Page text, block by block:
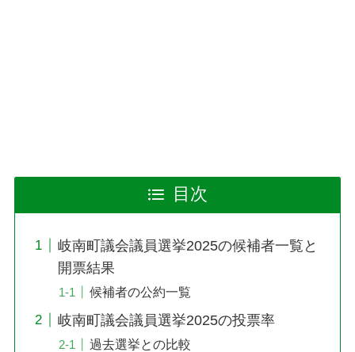
目次
岐南町議会議員選挙2025の候補者一覧と
開票結果
候補者の公約一覧
岐南町議会議員選挙2025の投票率
過去選挙との比較